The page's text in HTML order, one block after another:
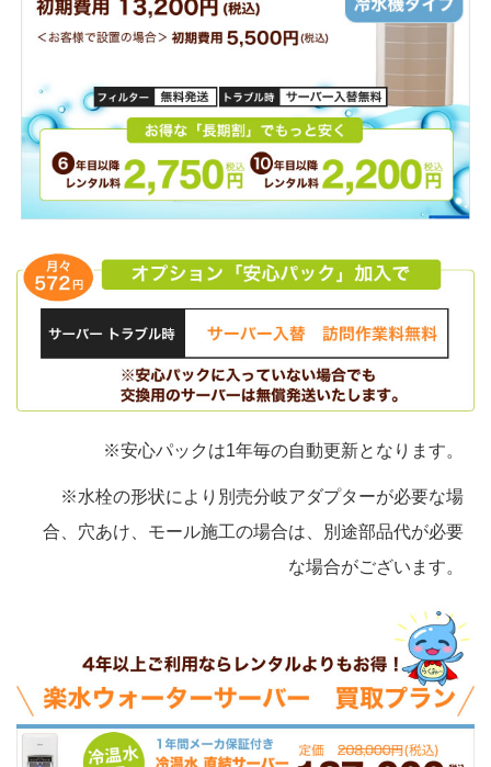
※安心パックは1年毎の自動更新となります。
※水栓の形状により別売分岐アダプターが必要な場
合、穴あけ、モール施工の場合は、別途部品代が必要
な場合がございます。